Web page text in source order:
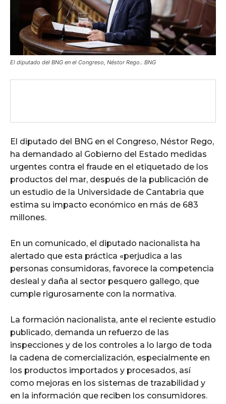
El diputado del BNG en el Congreso, Néstor Rego.. BNG
El diputado del BNG en el Congreso, Néstor Rego,
ha demandado al Gobierno del Estado medidas
urgentes contra el fraude en el etiquetado de los
productos del mar, después de la publicación de
un estudio de la Universidade de Cantabria que
estima su impacto económico en más de 683
millones.
En un comunicado, el diputado nacionalista ha
alertado que esta práctica «perjudica a las
personas consumidoras, favorece la competencia
desleal y daña al sector pesquero gallego, que
cumple rigurosamente con la normativa.
La formación nacionalista, ante el reciente estudio
publicado, demanda un refuerzo de las
inspecciones y de los controles a lo largo de toda
la cadena de comercialización, especialmente en
los productos importados y procesados, así
como mejoras en los sistemas de trazabilidad y
en la información que reciben los consumidores.